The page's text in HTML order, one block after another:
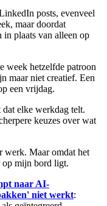
posts, evenveel
maar doordat
in plaats van alleen op
week hetzelfde patroon
maar niet creatief. Een
een vrijdag.
elke werkdag telt.
keuzes over wat
werk. Maar omdat het
op mijn bord ligt.
naar AI-
niet werkt: